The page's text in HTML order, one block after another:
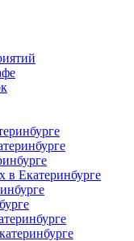
в Екатеринбурге